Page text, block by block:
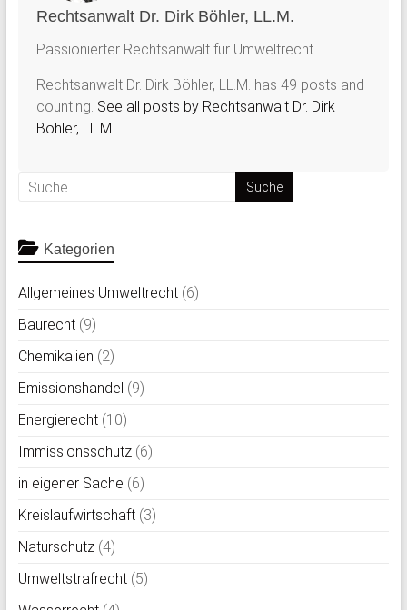
Rechtsanwalt Dr. Dirk Böhler, LL.M.
Passionierter Rechtsanwalt für Umweltrecht
Rechtsanwalt Dr. Dirk Böhler, LL.M. has 49 posts and
counting. See all posts by Rechtsanwalt Dr. Dirk
Böhler, LL.M.
Kategorien
Allgemeines Umweltrecht(6)
Baurecht(9)
Chemikalien (2)
Emissionshandel (9)
Energierecht(10)
Immissionsschutz(6)
in eigener Sache (6)
Kreislaufwirtschaft(3)
Naturschutz(4)
Umweltstrafrecht(5)